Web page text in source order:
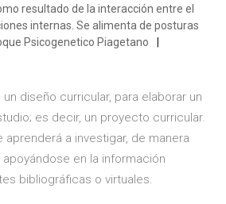
resultado de la interacción entre el
internas. Se alimenta de posturas
Psicogenetico Piagetano
diseño curricular, para elaborar un
es decir, un proyecto curricular.
aprenderá a investigar, de manera
en la información
bibliográficas o virtuales.